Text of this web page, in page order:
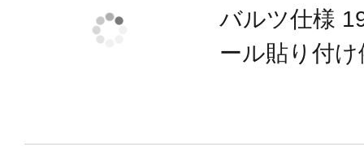
・ブースタースクラムポッドのバー
アーカラーで塗装することが可能で
バルツ仕様
ール貼り付